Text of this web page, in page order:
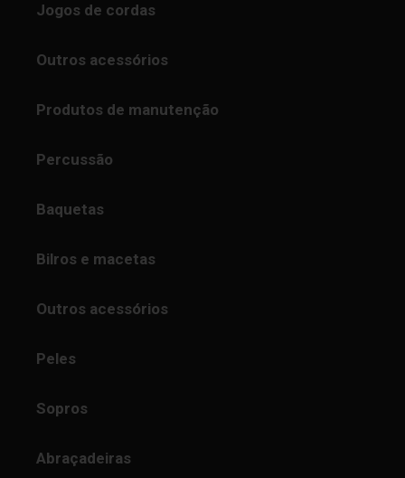
Jogos de cordas
Outros acessórios
Produtos de manutenção
Percussão
Baquetas
Bilros e macetas
Outros acessórios
Peles
Sopros
Abraçadeiras